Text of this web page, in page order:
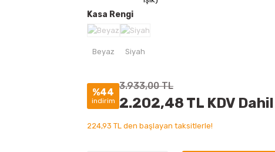
Kasa Rengi
%44
indirim
3.933,00 TL
2.202,48 TL KDV Dahil
224,93 TL den başlayan taksitlerle!